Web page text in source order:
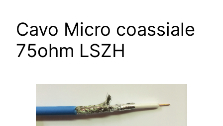
Cavo Micro coassiale
75ohm LSZH